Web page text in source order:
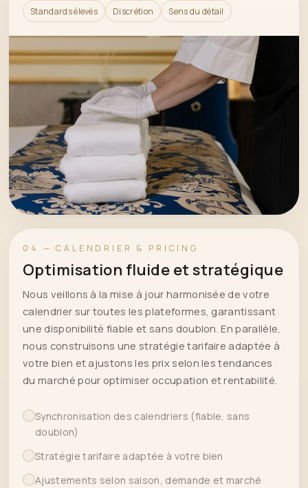
Standards élevés Discrétion Sens du détail
04 — CALENDRIER & PRICING
Optimisation fluide et stratégique
Nous veillons à la mise à jour harmonisée de votre
calendrier sur toutes les plateformes, garantissant
une disponibilité fiable et sans doublon. En parallèle,
nous construisons une stratégie tarifaire adaptée à
votre bien et ajustons les prix selon les tendances
du marché pour optimiser occupation et rentabilité.
Synchronisation des calendriers (fiable, sans
doublon)
Stratégie tarifaire adaptée à votre bien
Ajustements selon saison, demande et marché